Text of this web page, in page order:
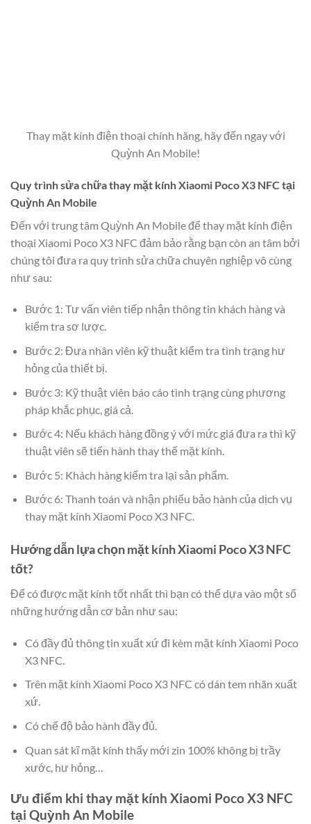
Thay mặt kính điện thoại chính hãng, hãy đến ngay với
Quỳnh An Mobile!
Quy trình sửa chữa thay mặt kính Xiaomi Poco X3 NFC tại
Quỳnh An Mobile
Đến với trung tâm Quỳnh An Mobile để thay mặt kính điện
thoại Xiaomi Poco X3 NFC đảm bảo rằng bạn còn an tâm bởi
chúng tôi đưa ra quy trình sửa chữa chuyên nghiệp vô cùng
như sau:
Bước 1: Tư vấn viên tiếp nhận thông tin khách hàng và
kiểm tra sơ lược.
Bước 2: Đưa nhân viên kỹ thuật kiểm tra tình trạng hư
hỏng của thiết bị.
Bước 3: Kỹ thuật viên báo cáo tình trạng cùng phương
pháp khắc phục, giá cả.
Bước 4: Nếu khách hàng đồng ý với mức giá đưa ra thì kỹ
thuật viên sẽ tiến hành thay thế mặt kính.
Bước 5: Khách hàng kiểm tra lại sản phẩm.
Bước 6: Thanh toán và nhận phiếu bảo hành của dịch vụ
thay mặt kính Xiaomi Poco X3 NFC.
Hướng dẫn lựa chọn mặt kính Xiaomi Poco X3 NFC
tốt?
Để có được mặt kính tốt nhất thì bạn có thể dựa vào một số
những hướng dẫn cơ bản như sau:
Có đầy đủ thông tin xuất xứ đi kèm mặt kính Xiaomi Poco
X3 NFC.
Trên mặt kính Xiaomi Poco X3 NFC có dán tem nhãn xuất
xứ.
Có chế độ bảo hành đầy đủ.
Quan sát kĩ mặt kính thấy mới zin 100% không bị trầy
xước, hư hỏng…
Ưu điểm khi thay mặt kính Xiaomi Poco X3 NFC
tại Quỳnh An Mobile